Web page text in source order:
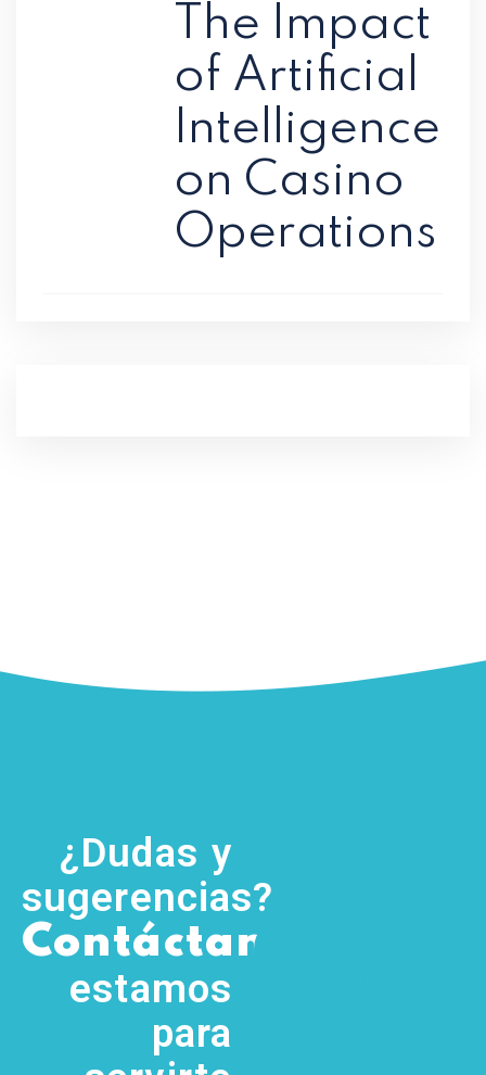
The Impact
of Artificial
Intelligence
on Casino
Operations
¿Dudas y
sugerencias?
Contáctanos
estamos
para